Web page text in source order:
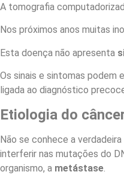
A tomografia
Nos próximos anos muitas
Esta doença não apresenta
Os sinais e sintomas podem
ligada ao diagnóstico
Etiologia do
Não se conhece a verdadeira
interferir nas mutações do
organismo, a metástase